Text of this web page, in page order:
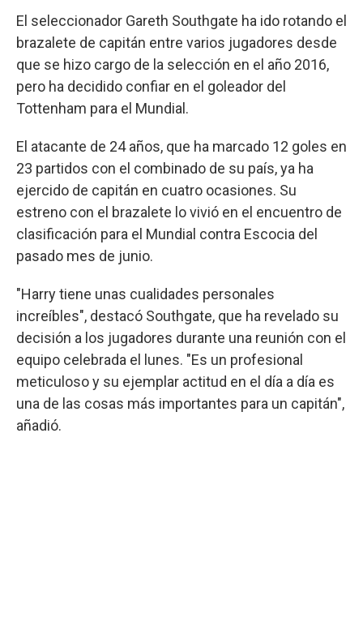
El seleccionador Gareth Southgate ha ido rotando el
brazalete de capitán entre varios jugadores desde
que se hizo cargo de la selección en el año 2016,
pero ha decidido confiar en el goleador del
Tottenham para el Mundial.
El atacante de 24 años, que ha marcado 12 goles en
23 partidos con el combinado de su país, ya ha
ejercido de capitán en cuatro ocasiones. Su
estreno con el brazalete lo vivió en el encuentro de
clasificación para el Mundial contra Escocia del
pasado mes de junio.
"Harry tiene unas cualidades personales
increíbles", destacó Southgate, que ha revelado su
decisión a los jugadores durante una reunión con el
equipo celebrada el lunes. "Es un profesional
meticuloso y su ejemplar actitud en el día a día es
una de las cosas más importantes para un capitán",
añadió.